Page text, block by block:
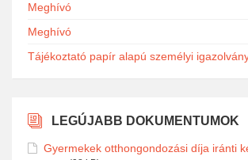
Meghívó
Meghívó
Tájékoztató papír alapú személyi
LEGÚJABB DOKUMENTUMOK
Gyermekek otthongondozási díja iránti